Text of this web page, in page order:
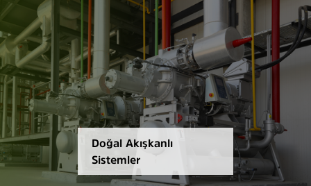
Doğal Akışkanlı
Sistemler